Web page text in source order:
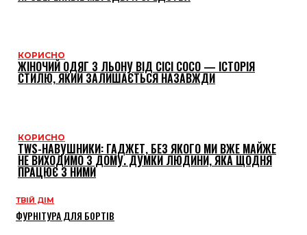
КОРИСНО
ЖІНОЧИЙ ОДЯГ З ЛЬОНУ ВІД CICI COCO — ІСТОРІЯ
СТИЛЮ, ЯКИЙ ЗАЛИШАЄТЬСЯ НАЗАВЖДИ
КОРИСНО
TWS-НАВУШНИКИ: ГАДЖЕТ, БЕЗ ЯКОГО МИ ВЖЕ МАЙЖЕ
НЕ ВИХОДИМО З ДОМУ. ДУМКИ ЛЮДИНИ, ЯКА ЩОДНЯ
ПРАЦЮЄ З НИМИ
ТВІЙ ДІМ
ФУРНІТУРА ДЛЯ БОРТІВ